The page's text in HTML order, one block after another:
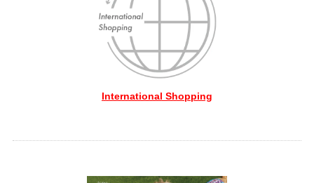
International Shopping